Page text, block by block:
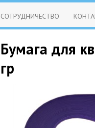
СОТРУДНИЧЕСТВО
Бумага для
гр